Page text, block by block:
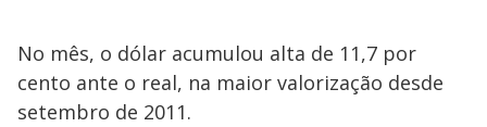
No mês, o dólar acumulou alta de 11,7 por
cento ante o real, na maior valorização desde
setembro de 2011.